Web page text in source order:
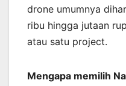
drone umumnya
ribu hingga jutaan
atau satu project.
Mengapa memilih